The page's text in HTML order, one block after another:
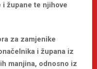
župane te njihove
za zamjenike
i župana iz
manjina, odnosno iz